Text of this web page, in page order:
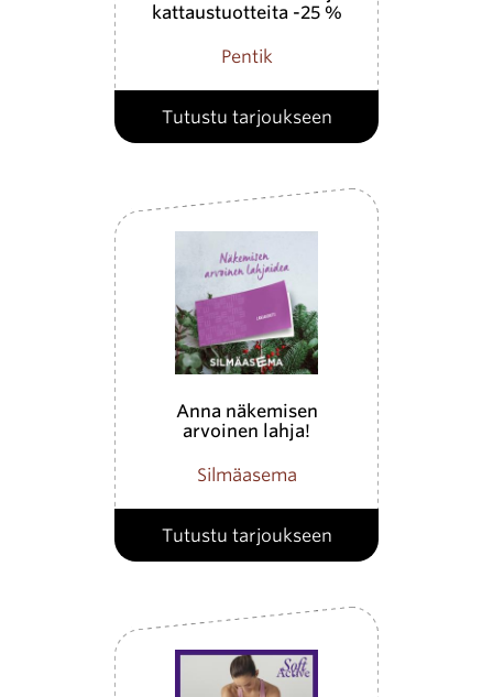
kattaustuotteita -25 %
Pentik
Tutustu tarjoukseen
Anna näkemisen
arvoinen lahja!
Silmäasema
Tutustu tarjoukseen